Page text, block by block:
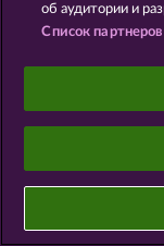
об аудитории и
Список